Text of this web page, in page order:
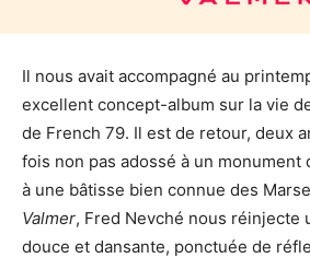
Il nous avait accompagné au
excellent concept-album sur la vie
de French 79. Il est de retour, deux
fois non pas adossé à un monument
à une bâtisse bien connue des
Valmer, Fred Nevché nous réinjecte
douce et dansante, ponctuée de